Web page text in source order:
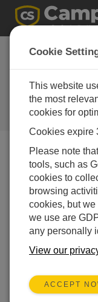
カリフォ
売業者が
を導入
Campbellのデー
レイの電力フロ
Cookie
This website
the most
cookies for
Cookies expire
Please note
tools, such as
cookies to
browsing
cookies, but
we use are
any personally
View our
ACCEPT